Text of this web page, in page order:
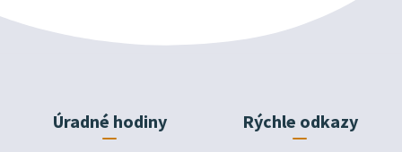
Úradné hodiny Rýchle odkazy